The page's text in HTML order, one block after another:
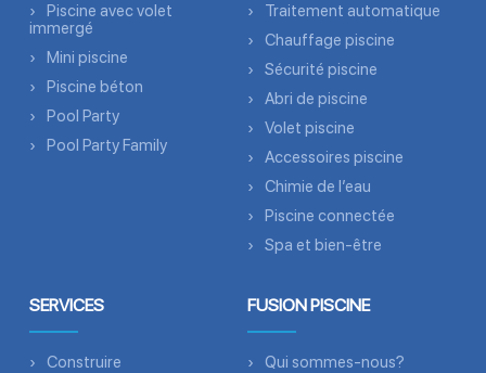
Piscine avec volet
immergé
Mini piscine
Piscine béton
Pool Party
Pool Party Family
Traitement automatique
Chauffage piscine
Sécurité piscine
Abri de piscine
Volet piscine
Accessoires piscine
Chimie de l’eau
Piscine connectée
Spa et bien-être
SERVICES
Construire
FUSION PISCINE
Qui sommes-nous?